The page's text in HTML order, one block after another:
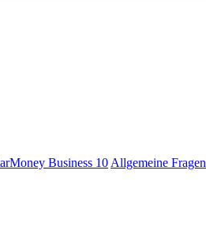
Business 10Allgemeine